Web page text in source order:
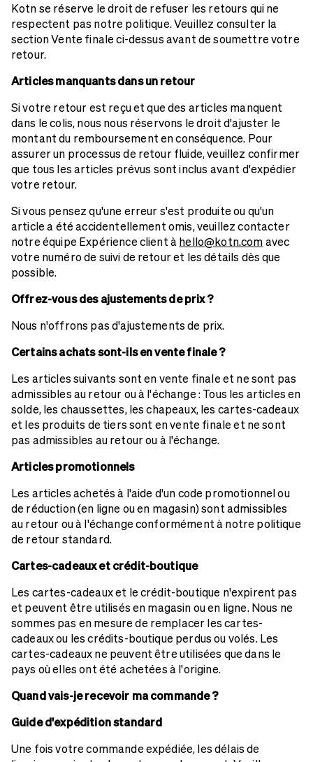
Kotn se réserve le droit de refuser les retours qui ne
respectent pas notre politique. Veuillez consulter la
section Vente finale ci-dessus avant de soumettre votre
retour.
Articles manquants dans un retour
Si votre retour est reçu et que des articles manquent
dans le colis, nous nous réservons le droit d'ajuster le
montant du remboursement en conséquence. Pour
assurer un processus de retour fluide, veuillez confirmer
que tous les articles prévus sont inclus avant d'expédier
votre retour.
Si vous pensez qu'une erreur s'est produite ou qu'un
article a été accidentellement omis, veuillez contacter
notre équipe Expérience client à hello@kotn.com avec
votre numéro de suivi de retour et les détails dès que
possible.
Offrez-vous des ajustements de prix ?
Nous n'offrons pas d'ajustements de prix.
Certains achats sont-ils en vente finale ?
Les articles suivants sont en vente finale et ne sont pas
admissibles au retour ou à l'échange : Tous les articles en
solde, les chaussettes, les chapeaux, les cartes-cadeaux
et les produits de tiers sont en vente finale et ne sont
pas admissibles au retour ou à l'échange.
Articles promotionnels
Les articles achetés à l'aide d'un code promotionnel ou
de réduction (en ligne ou en magasin) sont admissibles
au retour ou à l'échange conformément à notre politique
de retour standard.
Cartes-cadeaux et crédit-boutique
Les cartes-cadeaux et le crédit-boutique n'expirent pas
et peuvent être utilisés en magasin ou en ligne. Nous ne
sommes pas en mesure de remplacer les cartes-
cadeaux ou les crédits-boutique perdus ou volés. Les
cartes-cadeaux ne peuvent être utilisées que dans le
pays où elles ont été achetées à l'origine.
Quand vais-je recevoir ma commande ?
Guide d'expédition standard
Une fois votre commande expédiée, les délais de